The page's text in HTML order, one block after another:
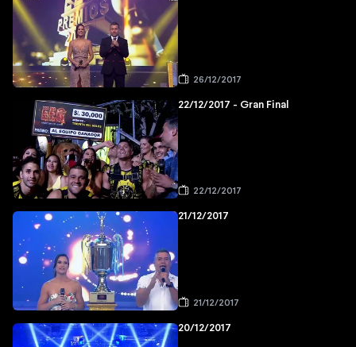
26/12/2017
22/12/2017 - Gran Final
22/12/2017
21/12/2017
21/12/2017
20/12/2017